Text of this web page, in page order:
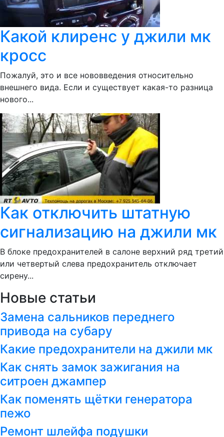
Какой клиренс у джили мк
кросс
Пожалуй, это и все нововведения относительно
внешнего вида. Если и существует какая-то разница
нового...
Как отключить штатную
сигнализацию на джили мк
В блоке предохранителей в салоне верхний ряд третий
или четвертый слева предохранитель отключает
сирену...
Новые статьи
Замена сальников переднего
привода на субару
Какие предохранители на джили мк
Как снять замок зажигания на
ситроен джампер
Как поменять щётки генератора
пежо
Ремонт шлейфа подушки